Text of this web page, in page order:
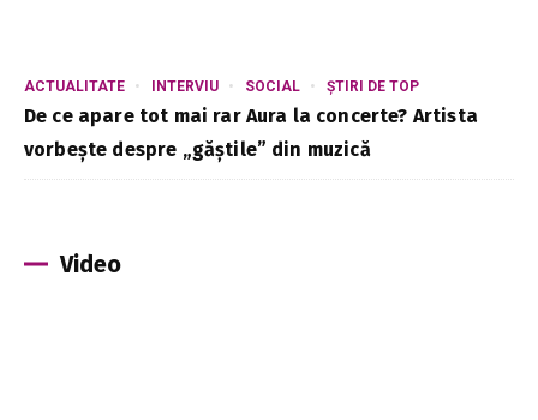
ACTUALITATE INTERVIU SOCIAL ȘTIRI DE TOP
De ce apare tot mai rar Aura la concerte? Artista
vorbește despre „găștile” din muzică
Video